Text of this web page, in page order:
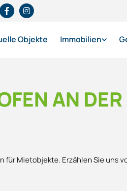
Objekte Immobilien
AN
Mietobjekte. Erzählen Sie uns